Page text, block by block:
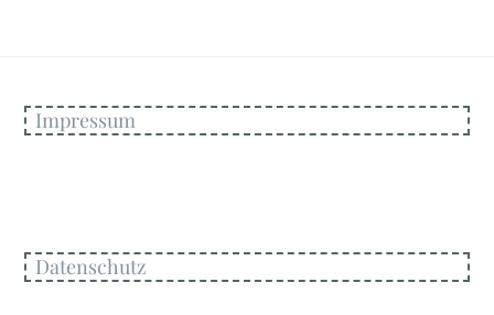
Impressum
Datenschutz